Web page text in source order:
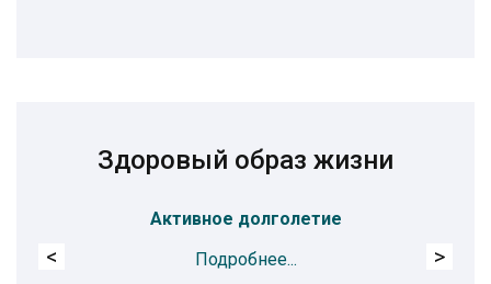
Здоровый образ жизни
Активное долголетие
Подробнее...
< >